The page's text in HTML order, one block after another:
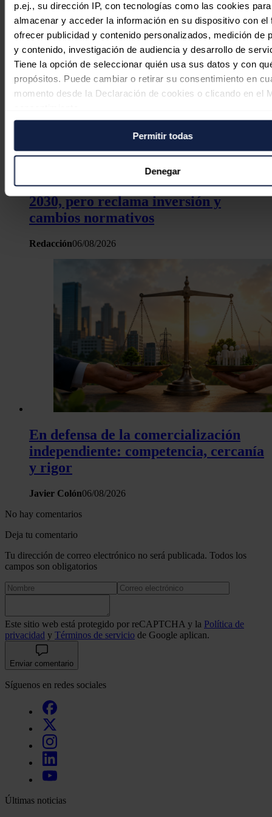
p.ej., su dirección IP, con tecnologías como las cookies para
almacenar y acceder la información en su dispositivo con el
ofrecer publicidad y contenido personalizados, medición de
y contenido, investigación de audiencia y desarrollo de
Tiene la opción de seleccionar quién usa sus datos y con
propósitos. Puede cambiar o retirar su consentimiento en
momento desde la Declaración de cookies o clicando en el
Si lo permite, también quisiéramos:
Recopilar información sobre su ubicación geográfica
puede tener una precisión de varios metros
Identificar su dispositivo analizándolo activamente
características específicas (huellas digitales)
Obtenga más información sobre cómo se procesan sus
Puede cambiar o retirar su consentimiento en cualquier
la Declaración de cookies.
Las cookies de este sitio web se usan para personalizar el
y los anuncios, ofrecer funciones de redes sociales y
tráfico. Además, compartimos información sobre el uso que
sitio web con nuestros partners de redes sociales,
análisis web, quienes pueden combinarla con otra
haya proporcionado o que hayan recopilado a partir del uso
hecho de sus servicios.
Permitir todas
Denegar
La edad media del parque
automovilístico español vuelve a
aumentar en 2025 hasta los 14,6 años
La aviación eléctrica se acerca a
2030, pero reclama inversión y
cambios normativos
Redacción06/08/2026
En defensa de la comercialización
independiente: competencia, cercanía
y rigor
Javier Colón06/08/2026
No hay comentarios
Deja tu comentario
Tu dirección de correo electrónico no será publicada. Todos los
campos son obligatorios
Este sitio web está protegido por reCAPTCHA y la Política de
privacidad y Términos de servicio de Google aplican.
Enviar comentario
Síguenos en redes sociales
Últimas noticias